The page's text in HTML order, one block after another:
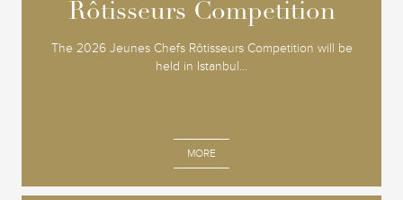
Rôtisseurs Competition
The 2026 Jeunes Chefs Rôtisseurs Competition will be
held in Istanbul...
MORE
Rôtisseurs Competition